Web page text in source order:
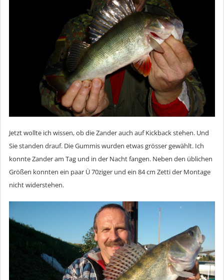
Jetzt wollte ich wissen, ob die Zander auch auf Kickback stehen. Und
Sie standen drauf. Die Gummis wurden etwas grösser gewählt. Ich
konnte Zander am Tag und in der Nacht fangen. Neben den üblichen
Größen konnten ein paar Ü 70ziger und ein 84 cm Zetti der Montage
nicht widerstehen.